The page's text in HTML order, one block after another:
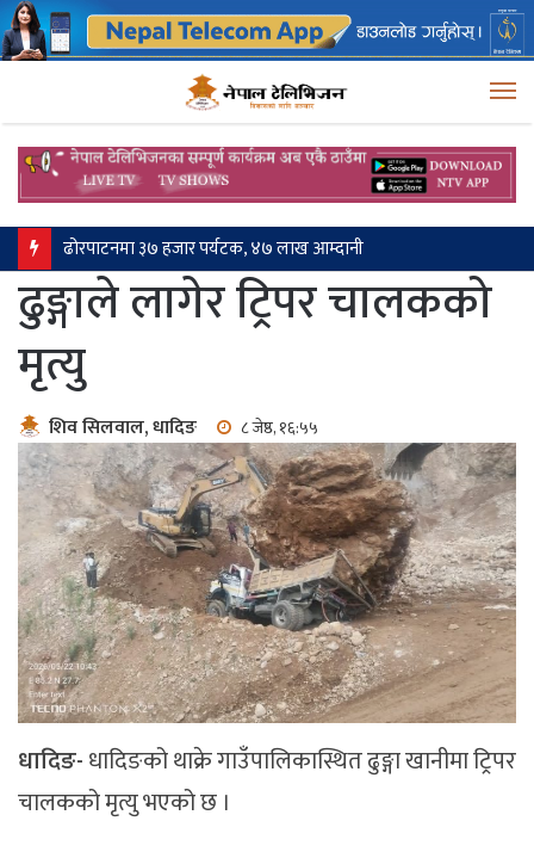
ढोरपाटनमा ३७ हजार पर्यटक, ४७ लाख आम्दानी
ढुङ्गाले लागेर ट्रिपर चालकको
मृत्यु
शिव सिलवाल, धादिङ ८ जेष्ठ, १६:५५
धादिङ-धादिङको थाक्रे गाउँपालिकास्थित ढुङ्गा खानीमा ट्रिपर
चालकको मृत्यु भएको छ ।